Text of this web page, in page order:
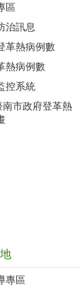
區
治訊息
革熱病例數
熱病例數
控系統
南市政府登革熱
專區